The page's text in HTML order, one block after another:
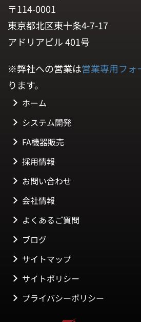
〒114-0001
東京都北区東十条4-7-17
アドリアビル 401号
※弊社への営業は営業専用フォ
ります。
ホーム
システム開発
FA機器販売
採用情報
お問い合わせ
会社情報
よくあるご質問
ブログ
サイトマップ
サイトポリシー
プライバシーポリシー